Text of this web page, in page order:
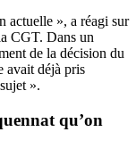
actuelle », a réagi sur
CGT. Dans un
de la décision du
avait déjà pris
».
qu’on